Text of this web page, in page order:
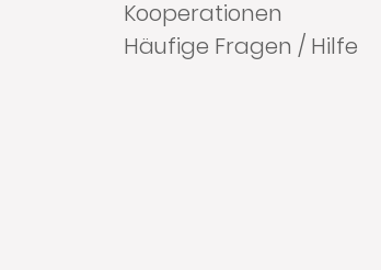
Kooperationen
Häufige Fragen / Hilfe